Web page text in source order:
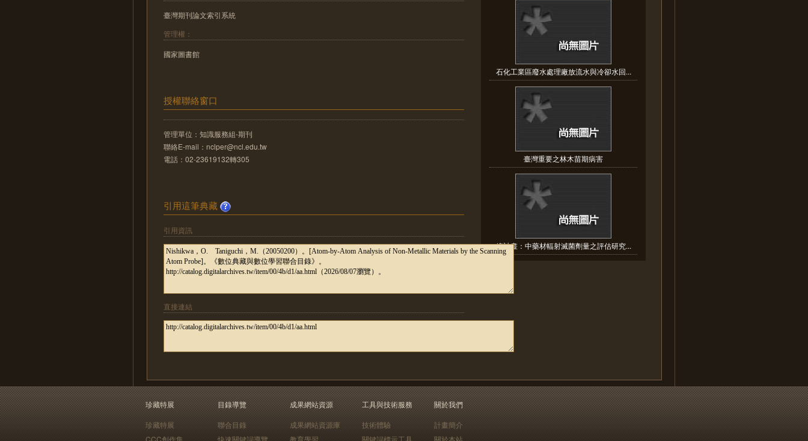
臺灣期刊論文索引系統
管理權：
國家圖書館
授權聯絡窗口
管理單位：知識服務組-期刊
聯絡E-mail：nclper@ncl.edu.tw
電話：02-23619132轉305
引用這筆典藏
引用資訊
直接連結
石化工業區廢水處理廠放流水與冷卻水回...
臺灣重要之林木苗期病害
總計畫：中藥材輻射滅菌劑量之評估研究...
珍藏特展
珍藏特展
CCC創作集
目錄導覽
聯合目錄
快速關鍵詞導覽
成果網站資源
成果網站資源庫
教育學習
工具與技術服務
技術體驗
關鍵詞標示工具
關於我們
計畫簡介
關於本站